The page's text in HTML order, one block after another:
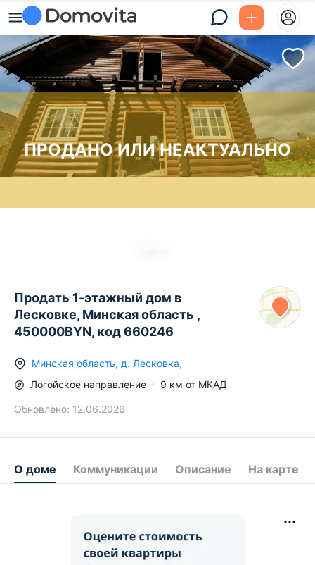
ПРОДАНО ИЛИ НЕАКТУАЛЬНО
Продать 1-этажный дом в
Лесковке, Минская область ,
450000BYN, код 660246
Минская область, д. Лесковка,
Логойское направление 9 км от МКАД
Обновлено: 12.06.2026
О доме Коммуникации Описание На карте